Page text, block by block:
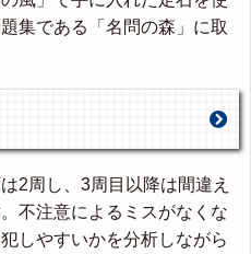
集である「名問の森」に取
2周し、3周目以降は間違え
不注意によるミスがなくな
しやすいかを分析しながら